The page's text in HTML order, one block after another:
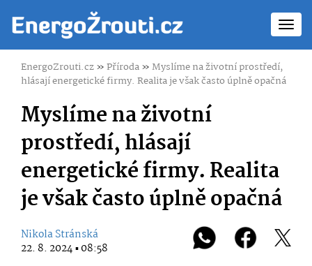
EnergoZrouti.cz»Příroda»Myslíme na životní prostředí,
hlásají energetické firmy. Realita je však často úplně opačná
Myslíme na životní
prostředí, hlásají
energetické firmy. Realita
je však často úplně opačná
Nikola Stránská
22. 8. 2024 ▪ 08:58